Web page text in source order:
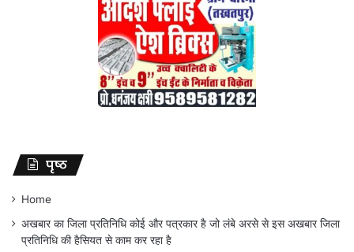
पृष्ठ
Home
अखबार का जिला प्रतिनिधि कोई और पत्रकार है जो लंबे अरसे से इस अखबार जिला
प्रतिनिधि की हैसियत से काम कर रहा है